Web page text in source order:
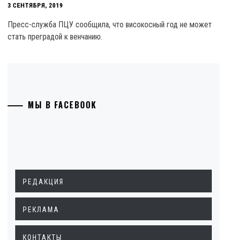
3 СЕНТЯБРЯ, 2019
Пресс-служба ПЦУ сообщила, что високосный год не может
стать преградой к венчанию.
МЫ В FACEBOOK
РЕДАКЦИЯ
РЕКЛАМА
КОНТАКТЫ